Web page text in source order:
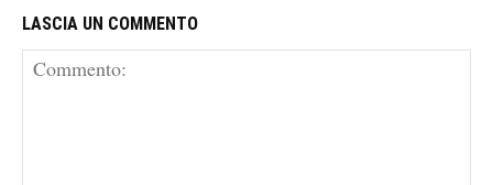
LASCIA UN COMMENTO